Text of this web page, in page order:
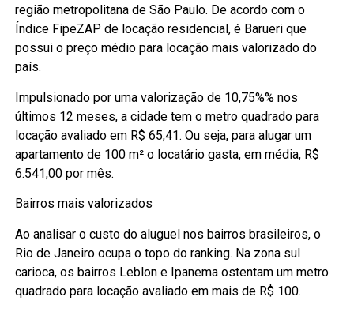
região metropolitana de São Paulo. De acordo com o
Índice FipeZAP de locação residencial, é Barueri que
possui o preço médio para locação mais valorizado do
país.
Impulsionado por uma valorização de 10,75%% nos
últimos 12 meses, a cidade tem o metro quadrado para
locação avaliado em R$ 65,41. Ou seja, para alugar um
apartamento de 100 m² o locatário gasta, em média, R$
6.541,00 por mês.
Bairros mais valorizados
Ao analisar o custo do aluguel nos bairros brasileiros, o
Rio de Janeiro ocupa o topo do ranking. Na zona sul
carioca, os bairros Leblon e Ipanema ostentam um metro
quadrado para locação avaliado em mais de R$ 100.